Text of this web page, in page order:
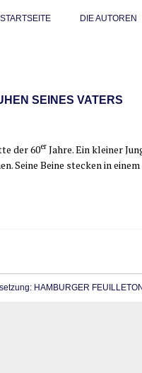
STARTSEITE DIE AUTOREN
SEINES VATERS
der 60er Jah­re. Ein klei­ner
Sei­ne Bei­ne ste­cken in
HAMBURGER